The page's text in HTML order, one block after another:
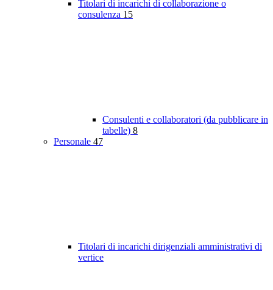
Titolari di incarichi di collaborazione o
consulenza 15
Consulenti e collaboratori (da pubblicare in
tabelle) 8
Personale 47
Titolari di incarichi dirigenziali amministrativi di
vertice